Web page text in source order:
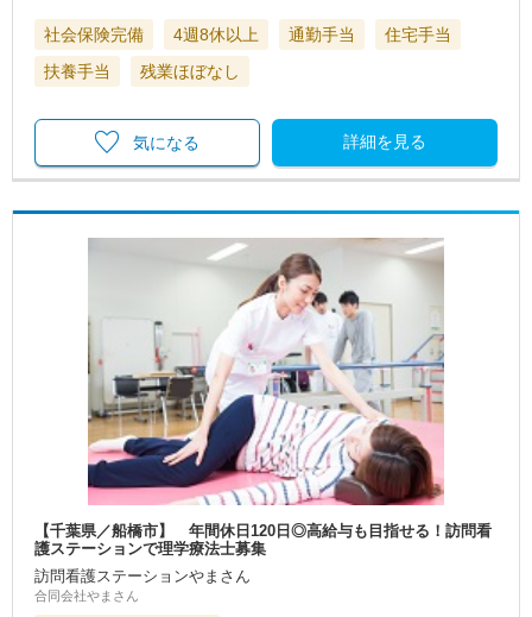
社会保険完備 4週8休以上 通勤手当
住宅手当
扶養手当
残業ほぼなし
詳細を見る
気になる
【千葉県／船橋市】 年間休日120日◎高給与も目指せる！訪問看
護ステーションで理学療法士募集
訪問看護ステーションやまさん
合同会社やまさん